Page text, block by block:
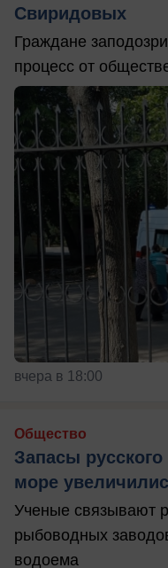
Свиридовых
Граждане
процесс от
вчера в 18:00
Общество
Запасы
море
Ученые связывают
рыбоводных
водоема